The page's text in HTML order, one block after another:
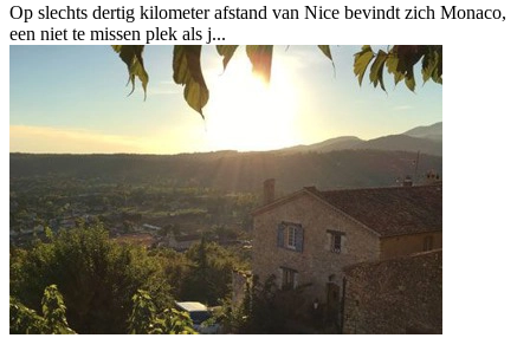
Op slechts dertig kilometer afstand van Nice bevindt zich Monaco,
een niet te missen plek als j...